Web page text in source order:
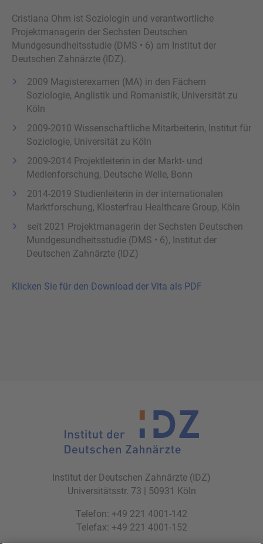
Cristiana Ohm ist Soziologin und verantwortliche
Projektmanagerin der Sechsten Deutschen
Mundgesundheitsstudie (DMS • 6) am Institut der
Deutschen Zahnärzte (IDZ).
2009 Magisterexamen (MA) in den Fächern
Soziologie, Anglistik und Romanistik, Universität zu
Köln
2009-2010 Wissenschaftliche Mitarbeiterin, Institut für
Soziologie, Universität zu Köln
2009-2014 Projektleiterin in der Markt- und
Medienforschung, Deutsche Welle, Bonn
2014-2019 Studienleiterin in der internationalen
Marktforschung, Klosterfrau Healthcare Group, Köln
seit 2021 Projektmanagerin der Sechsten Deutschen
Mundgesundheitsstudie (DMS • 6), Institut der
Deutschen Zahnärzte (IDZ)
Klicken Sie für den Download der Vita als PDF
Institut der Deutschen Zahnärzte (IDZ)
Universitätsstr. 73 | 50931 Köln
Telefon: +49 221 4001-142
Telefax: +49 221 4001-152